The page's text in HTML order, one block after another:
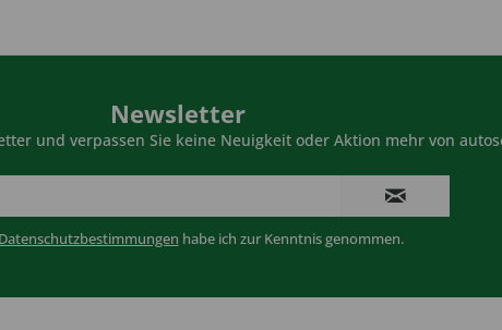
Newsletter
und verpassen Sie keine Neuigkeit oder Aktion mehr von
Datenschutzbestimmungen habe ich zur Kenntnis genommen.